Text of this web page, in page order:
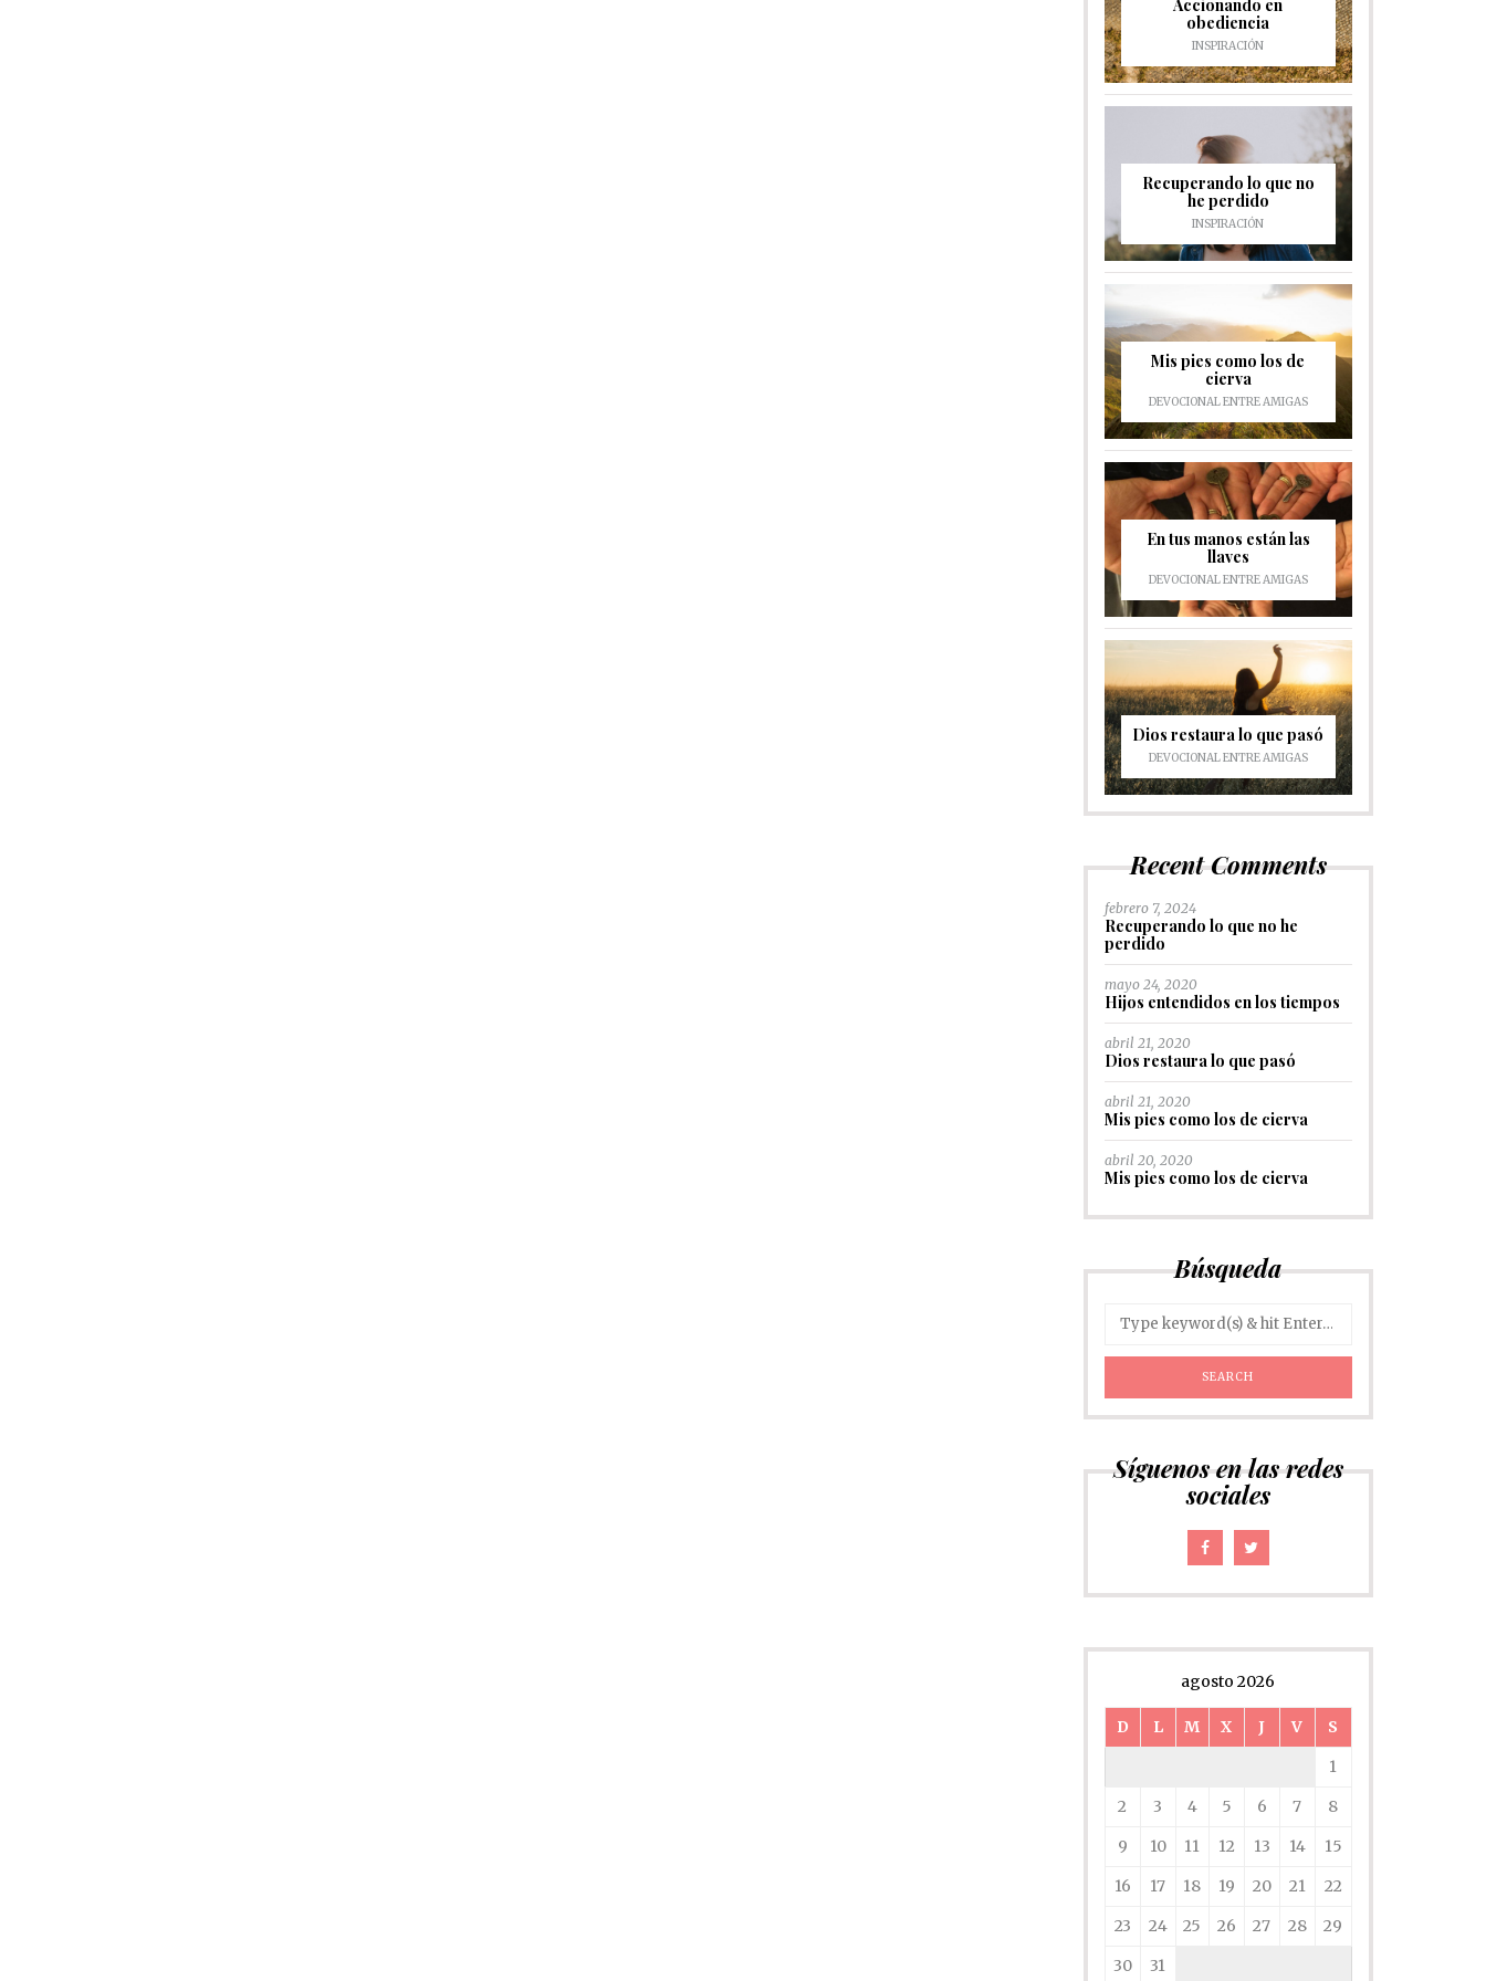
Accionando en
obediencia
INSPIRACIÓN
Recuperando lo que no
he perdido
INSPIRACIÓN
Mis pies como los de
cierva
DEVOCIONAL ENTRE AMIGAS
En tus manos están las
llaves
DEVOCIONAL ENTRE AMIGAS
Dios restaura lo que pasó
DEVOCIONAL ENTRE AMIGAS
Recent Comments
febrero 7, 2024
Recuperando lo que no he
perdido
mayo 24, 2020
Hijos entendidos en los tiempos
abril 21, 2020
Dios restaura lo que pasó
abril 21, 2020
Mis pies como los de cierva
abril 20, 2020
Mis pies como los de cierva
Búsqueda
Síguenos en las redes
sociales
agosto 2026
D L M X J V
S
1
2
3 4 5 6 7
8
9
10 11 12 13 14
15
16
17 18 19 20 21
22
23
24 25 26 27 28
29
30
31